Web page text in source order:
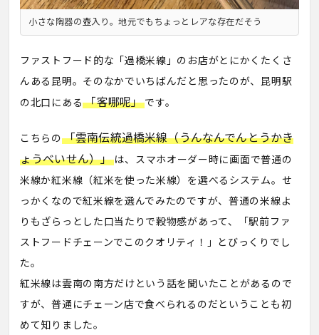
小さな陶器の壺入り。地元でもちょっとレアな存在だそう
ファストフード的な「過橋米線」のお店がとにかくたくさ
んある昆明。そのなかでいちばんだと思ったのが、昆明駅
の北口にある「客哪呢」 です。
こちらの 「雲南伝統過橋米線（うんなんでんとうかき
ょうべいせん）」 は、スマホオーダー時に画面で普通の
米線か紅米線（紅米を使った米線）を選べるシステム。せ
っかくなので紅米線を選んでみたのですが、普通の米線よ
りもざらっとした口当たりで穀物感があって、「駅前ファ
ストフードチェーンでこのクオリティ！」とびっくりでし
た。
紅米線は雲南の南方だけという話を聞いたことがあるので
すが、普通にチェーン店で食べられるのだということも初
めて知りました。